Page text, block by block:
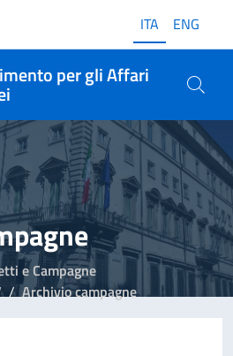
ITA ENG
per gli Affari
e Campagne
Archivio campagne